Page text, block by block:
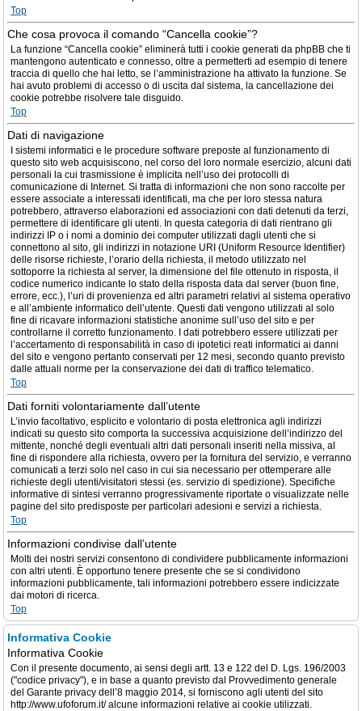
Top
Che cosa provoca il comando “Cancella cookie”?
La funzione “Cancella cookie” eliminerà tutti i cookie generati da phpBB che ti
mantengono autenticato e connesso, oltre a permetterti ad esempio di tenere
traccia di quello che hai letto, se l’amministrazione ha attivato la funzione. Se
hai avuto problemi di accesso o di uscita dal sistema, la cancellazione dei
cookie potrebbe risolvere tale disguido.
Top
Dati di navigazione
I sistemi informatici e le procedure software preposte al funzionamento di
questo sito web acquisiscono, nel corso del loro normale esercizio, alcuni dati
personali la cui trasmissione è implicita nell’uso dei protocolli di
comunicazione di Internet. Si tratta di informazioni che non sono raccolte per
essere associate a interessati identificati, ma che per loro stessa natura
potrebbero, attraverso elaborazioni ed associazioni con dati detenuti da terzi,
permettere di identificare gli utenti. In questa categoria di dati rientrano gli
indirizzi IP o i nomi a dominio dei computer utilizzati dagli utenti che si
connettono al sito, gli indirizzi in notazione URI (Uniform Resource Identifier)
delle risorse richieste, l’orario della richiesta, il metodo utilizzato nel
sottoporre la richiesta al server, la dimensione del file ottenuto in risposta, il
codice numerico indicante lo stato della risposta data dal server (buon fine,
errore, ecc.), l’uri di provenienza ed altri parametri relativi al sistema operativo
e all’ambiente informatico dell’utente. Questi dati vengono utilizzati al solo
fine di ricavare informazioni statistiche anonime sull’uso del sito e per
controllarne il corretto funzionamento. I dati potrebbero essere utilizzati per
l’accertamento di responsabilità in caso di ipotetici reati informatici ai danni
del sito e vengono pertanto conservati per 12 mesi, secondo quanto previsto
dalle attuali norme per la conservazione dei dati di traffico telematico.
Top
Dati forniti volontariamente dall’utente
L’invio facoltativo, esplicito e volontario di posta elettronica agli indirizzi
indicati su questo sito comporta la successiva acquisizione dell’indirizzo del
mittente, nonché degli eventuali altri dati personali inseriti nella missiva, al
fine di rispondere alla richiesta, ovvero per la fornitura del servizio, e verranno
comunicati a terzi solo nel caso in cui sia necessario per ottemperare alle
richieste degli utenti/visitatori stessi (es. servizio di spedizione). Specifiche
informative di sintesi verranno progressivamente riportate o visualizzate nelle
pagine del sito predisposte per particolari adesioni e servizi a richiesta.
Top
Informazioni condivise dall’utente
Molti dei nostri servizi consentono di condividere pubblicamente informazioni
con altri utenti. È opportuno tenere presente che se si condividono
informazioni pubblicamente, tali informazioni potrebbero essere indicizzate
dai motori di ricerca.
Top
Informativa Cookie
Informativa Cookie
Con il presente documento, ai sensi degli artt. 13 e 122 del D. Lgs. 196/2003
("codice privacy"), e in base a quanto previsto dal Provvedimento generale
del Garante privacy dell’8 maggio 2014, si forniscono agli utenti del sito
http://www.ufoforum.it/ alcune informazioni relative ai cookie utilizzati.